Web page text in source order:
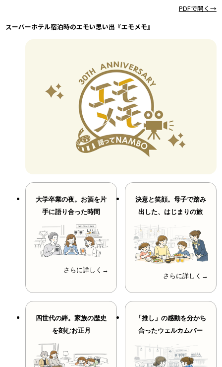
PDFで開く→
スーパーホテル宿泊時のエモい思い出『エモメモ』
大学卒業の夜。お酒を片
手に語り合った時間
さらに詳しく→
決意と笑顔。母子で踏み
出した、はじまりの旅
さらに詳しく→
四世代の絆。家族の歴史
を刻むお正月
「推し」の感動を分かち
合ったウェルカムバー